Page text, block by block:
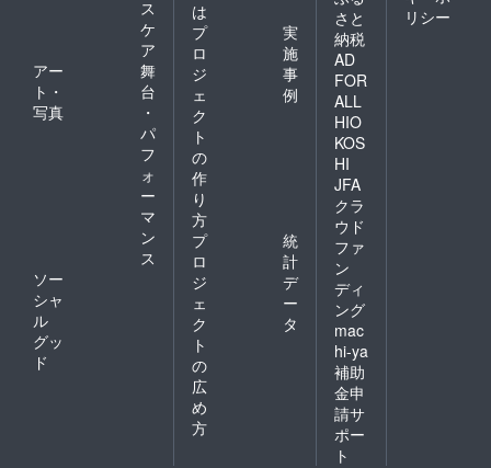
ス
ケ
ア
アー
ト・
写真
舞
台
・
パ
フ
ォ
ー
マ
ン
ス
ソー
シャ
ル
グッ
ド
は
プ
ロ
ジ
ェ
ク
ト
の
作
り
方
実
施
事
例
プ
ロ
ジ
ェ
ク
ト
の
広
め
方
統
計
デ
ー
タ
さと
納税
AD
FOR
ALL
HIO
KOS
HI
JFA
クラ
ウド
ファ
ン
ディ
ング
mac
hi-ya
補助
金申
請サ
ポー
ト
リシー